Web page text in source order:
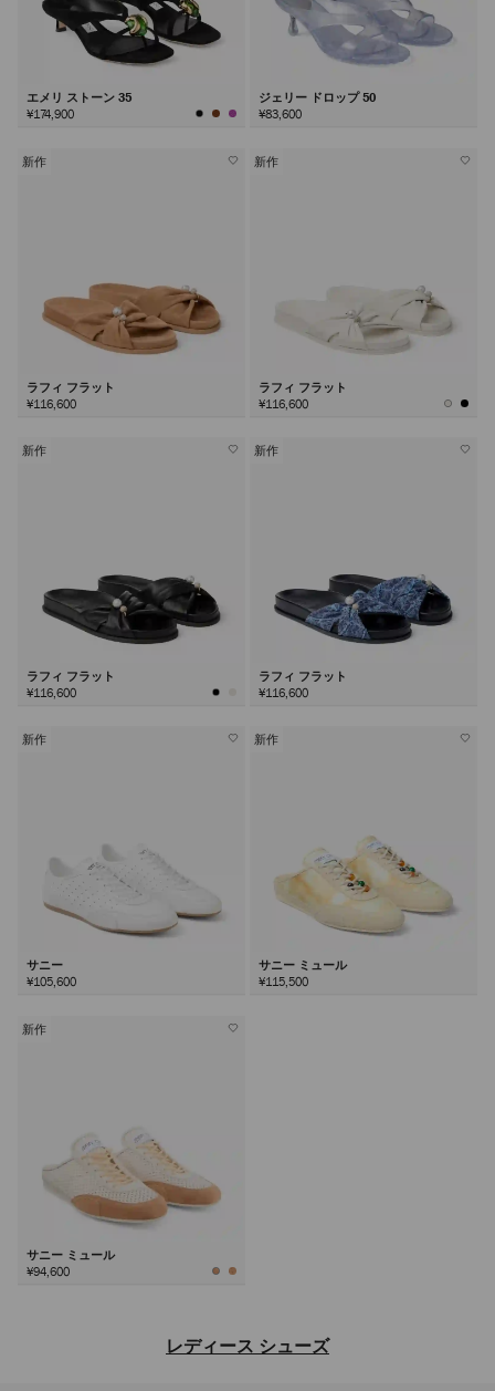
エメリ ストーン 35
¥174,900
ジェリー ドロップ 50
¥83,600
新作
ラフィ フラット
¥116,600
新作
ラフィ フラット
¥116,600
新作
ラフィ フラット
¥116,600
新作
ラフィ フラット
¥116,600
新作
サニー
¥105,600
新作
サニー ミュール
¥115,500
新作
サニー ミュール
¥94,600
レディース シューズ